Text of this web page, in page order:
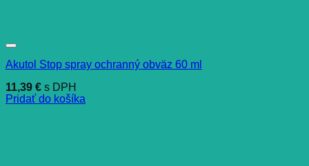
Akutol Stop spray ochranný obväz 60 ml
11,39 € s DPH
Pridať do košíka